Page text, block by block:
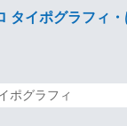
タイポグラフィ
ポグラフィ